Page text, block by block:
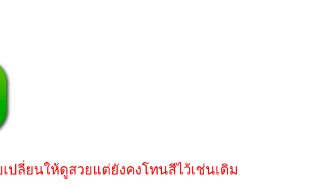
ลี่ยนให้ดูสวยแต่ยังคงโทนสีไว้เช่นเดิม